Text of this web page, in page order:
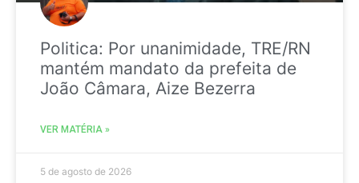
Politica: Por unanimidade, TRE/RN
mantém mandato da prefeita de
João Câmara, Aize Bezerra
VER MATÉRIA »
5 de agosto de 2026